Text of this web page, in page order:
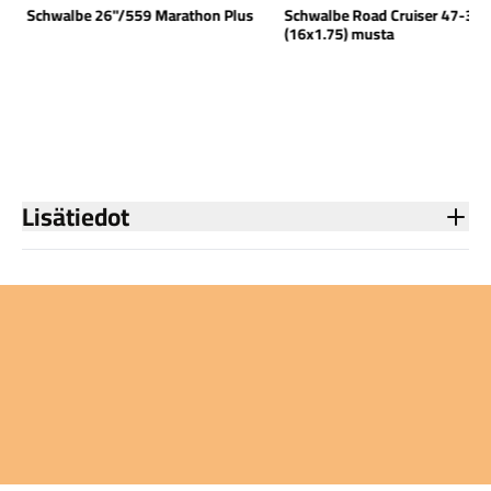
Schwalbe 26"/559 Marathon Plus Schwalbe Road Cruiser 47-305
(16x1.75) musta
Lisätiedot